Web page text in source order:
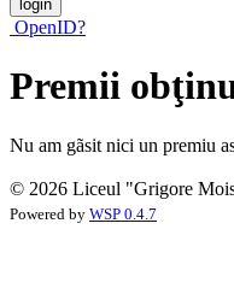
OpenID?
Premii
Nu am gãsit nici un premiu
© 2026 Liceul "Grigore
Powered by WSP 0.4.7